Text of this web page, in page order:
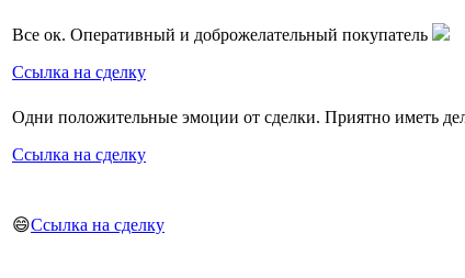
Все ок. Оперативный и доброжелательный покупатель
Ссылка на сделку
Одни положительные эмоции от сделки. Приятно иметь
Ссылка на сделку
😄Ссылка на сделку